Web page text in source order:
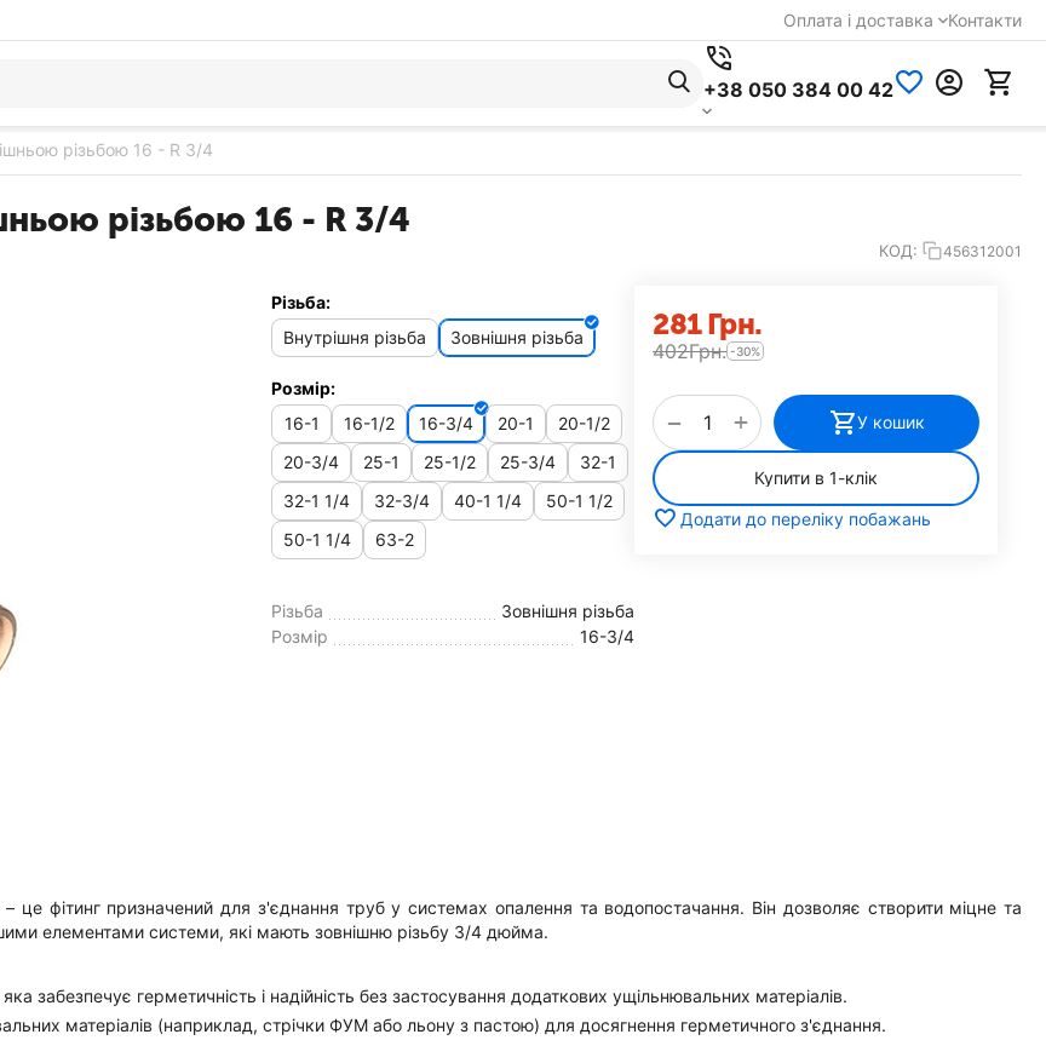
Оплата і доставка Контакти
+38 050 384 00 42
різьбою 16 - R 3/4
різьбою 16 - R 3/4
КОД: 456312001
Різьба:
Внутрішня різьба
Зовнішня різьба
Розмір:
16-1
16-1/2 16-3/4 20-1
20-1/2
20-3/4
25-1 25-1/2 25-3/4
32-1
32-1 1/4
32-3/4 40-1 1/4
50-1 1/2
50-1 1/4
63-2
Різьба
Зовнішня різьба
Розмір
16-3/4
‍281‍Грн.
‍402‍Грн. -30%
+
− У кошик
Купити в 1-клік
Додати до переліку побажань
– це фітинг призначений для з'єднання труб у системах опалення та водопостачання. Він дозволяє створити міцне та
елементами системи, які мають зовнішню різьбу 3/4 дюйма.
яка забезпечує герметичність і надійність без застосування додаткових ущільнювальних матеріалів.
матеріалів (наприклад, стрічки ФУМ або льону з пастою) для досягнення герметичного з'єднання.